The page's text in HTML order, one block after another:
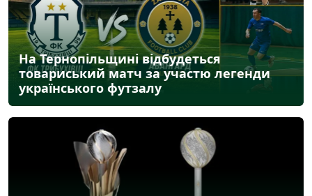
На Тернопільщині відбудеться
товариський матч за участю легенди
українського футзалу